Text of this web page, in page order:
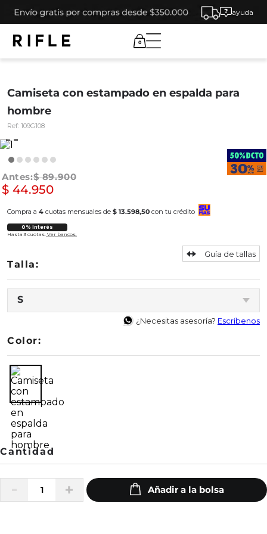
ayuda
0
Camiseta con estampado en espalda para
hombre
Ref: 109G108
$ 89.900
$ 44.950
Compra a 4 cuotas mensuales de $ 13.598,50 con tu crédito
0% Interés
Hasta 3 cuotas. Ver bancos.
S
Guía de tallas
¿Necesitas asesoría? Escríbenos
Color: